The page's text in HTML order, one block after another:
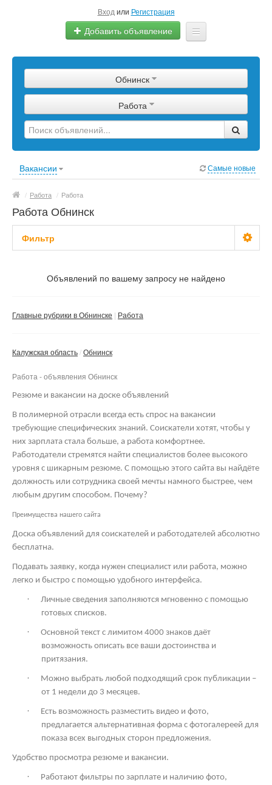
Вход или Регистрация
Добавить объявление
Сырье
Изделия
Оборудование
Обнинск
Работа
Вакансии Самые новые
/ Работа / Работа
Работа Обнинск
Фильтр
Не важноОбъявлений по вашему запросу не найдено
Главные рубрики в Обнинске Работа
Калужская область Обнинск
Работа - объявления Обнинск
Резюме и вакансии на доске объявлений
В полимерной отрасли всегда есть спрос на вакансии
требующие специфических знаний. Соискатели хотят, чтобы у
них зарплата стала больше, а работа комфортнее.
Работодатели стремятся найти специалистов более высокого
уровня с шикарным резюме. С помощью этого сайта вы найдёте
должность или сотрудника своей мечты намного быстрее, чем
любым другим способом. Почему?
Преимущества нашего сайта
Доска объявлений для соискателей и работодателей абсолютно
бесплатна.
Подавать заявку, когда нужен специалист или работа, можно
легко и быстро с помощью удобного интерфейса.
·
Личные сведения заполняются мгновенно с помощью
готовых списков.
·
Основной текст с лимитом 4000 знаков даёт
возможность описать все ваши достоинства и
притязания.
·
Можно выбрать любой подходящий срок публикации –
от 1 недели до 3 месяцев.
·
Есть возможность разместить видео и фото,
предлагается альтернативная форма с фотогалереей для
показа всех выгодных сторон предложения.
Удобство просмотра резюме и вакансии.
·
Работают фильтры по зарплате и наличию фото,